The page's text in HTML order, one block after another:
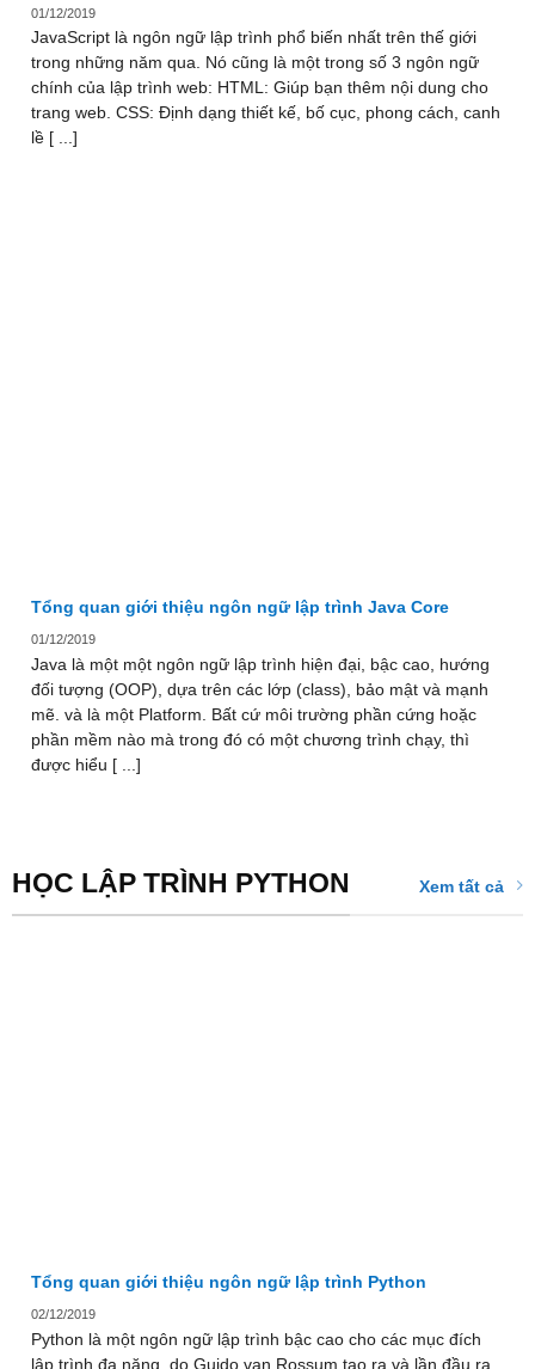
01/12/2019
JavaScript là ngôn ngữ lập trình phổ biến nhất trên thế giới
trong những năm qua. Nó cũng là một trong số 3 ngôn ngữ
chính của lập trình web: HTML: Giúp bạn thêm nội dung cho
trang web. CSS: Định dạng thiết kế, bố cục, phong cách, canh
lề [ ...]
Tổng quan giới thiệu ngôn ngữ lập trình Java Core
01/12/2019
Java là một một ngôn ngữ lập trình hiện đại, bậc cao, hướng
đối tượng (OOP), dựa trên các lớp (class), bảo mật và mạnh
mẽ. và là một Platform. Bất cứ môi trường phần cứng hoặc
phần mềm nào mà trong đó có một chương trình chạy, thì
được hiểu [ ...]
HỌC LẬP TRÌNH PYTHON Xem tất cả
Tổng quan giới thiệu ngôn ngữ lập trình Python
02/12/2019
Python là một ngôn ngữ lập trình bậc cao cho các mục đích
lập trình đa năng, do Guido van Rossum tạo ra và lần đầu ra